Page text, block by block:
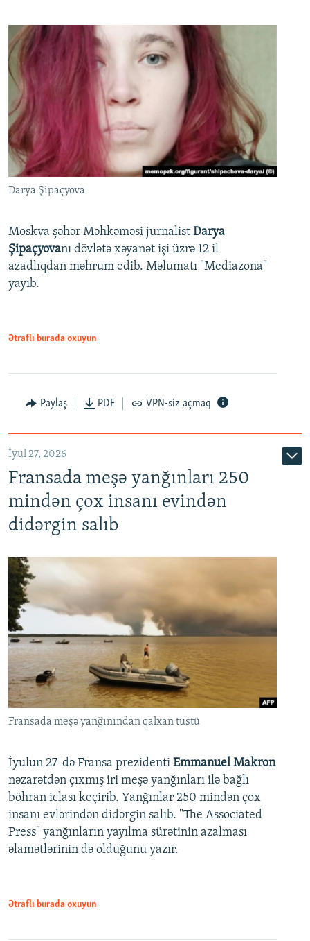
Darya Şipaçyova
Moskva şəhər Məhkəməsi jurnalist Darya
Şipaçyovanı dövlətə xəyanət işi üzrə 12 il
azadlıqdan məhrum edib. Məlumatı "Mediazona"
yayıb.
Ətraflı burada oxuyun
Paylaş PDF VPN-siz açmaq
İyul 27, 2026
Fransada meşə yanğınları 250
mindən çox insanı evindən
didərgin salıb
Fransada meşə yanğınından qalxan tüstü
İyulun 27-də Fransa prezidenti Emmanuel Makron
nəzarətdən çıxmış iri meşə yanğınları ilə bağlı
böhran iclası keçirib. Yanğınlar 250 mindən çox
insanı evlərindən didərgin salıb. "The Associated
Press" yanğınların yayılma sürətinin azalması
əlamətlərinin də olduğunu yazır.
Ətraflı burada oxuyun